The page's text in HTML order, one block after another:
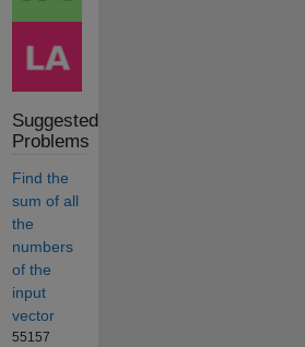
Suggested
Problems
Find the
sum of all
the
numbers
of the
input
vector
55157